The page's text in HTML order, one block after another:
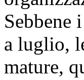
Sebbene
a luglio,
mature,